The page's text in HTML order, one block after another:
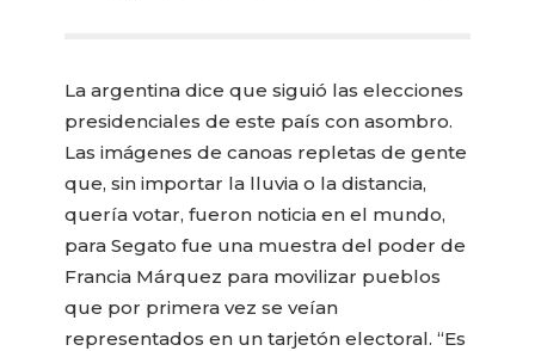
La argentina dice que siguió las elecciones
presidenciales de este país con asombro.
Las imágenes de canoas repletas de gente
que, sin importar la lluvia o la distancia,
quería votar, fueron noticia en el mundo,
para Segato fue una muestra del poder de
Francia Márquez para movilizar pueblos
que por primera vez se veían
representados en un tarjetón electoral. “Es